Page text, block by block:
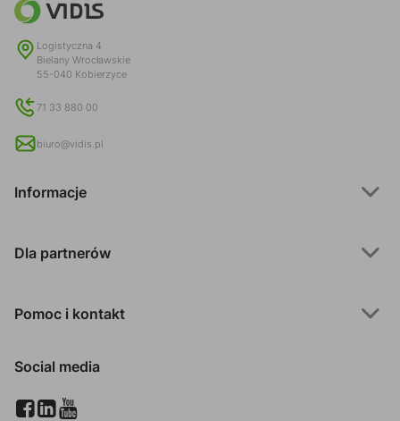
Logistyczna 4
Bielany Wrocławskie
55-040 Kobierzyce
71 33 880 00
biuro@vidis.pl
Informacje
Dla partnerów
Pomoc i kontakt
Social media